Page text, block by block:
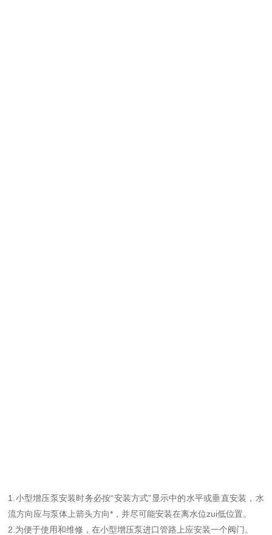
1.小型增压泵安装时务必按“安装方式”显示中的水平或垂直安装，水
流方向应与泵体上箭头方向*，并尽可能安装在离水位zui低位置。
2.为便于使用和维修，在小型增压泵进口管路上应安装一个阀门。